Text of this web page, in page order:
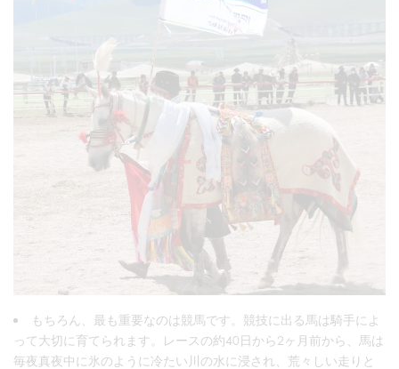
もちろん、最も重要なのは競馬です。競技に出る馬は騎手によ
って大切に育てられます。レースの約40日から2ヶ月前から、馬は
毎夜真夜中に氷のように冷たい川の水に浸され、荒々しい走りと